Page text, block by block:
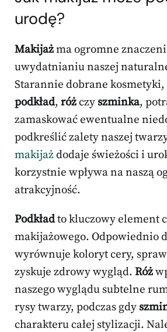
urodę?
Makijażma ogromne
uwydatnianiu naszej
Starannie dobrane
podkład, różczy szminka,
zamaskować ewentualne
podkreślić zalety naszej
makijażdodaje świeżości i
korzystnie wpływa na naszą
atrakcyjność.
Podkładto kluczowy element
makijażowego. Odpowiednio
wyrównuje koloryt cery,
zyskuje zdrowy wygląd. Róż
naszego wyglądu subtelne
rysy twarzy, podczas gdy
charakteru całej stylizacji.